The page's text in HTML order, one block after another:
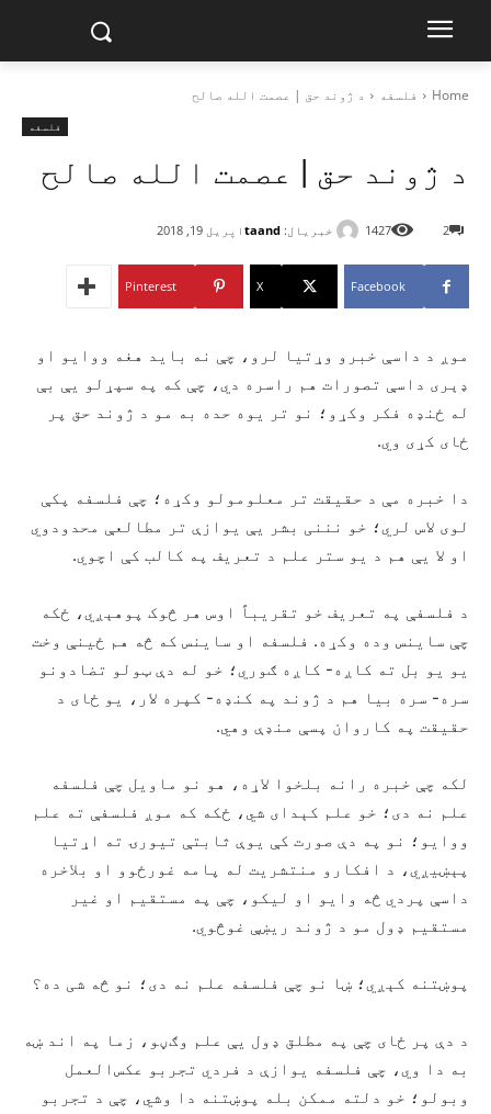
Home فلسفه د ژوند حق | عصمت الله صالح‎
فلسفه
د ژوند حق | عصمت الله صالح‎
خبریال: taand اپریل 19, 2018 2
1427
Facebook
X
Pinterest
موږ د داسې خبرو وړتیا لرو، چې نه باید هغه ووایو او
ډېری داسې تصورات هم راسره دي، چې که په سپړلو یې بې
له ځنډه فکر وکړو؛ نو تر یوه حده به مو د ژوند حق پر
ځای کړی وي.
دا خبره مې د حقیقت تر معلومولو وکړه؛ چې فلسفه پکې
لوی لاس لري؛ خو نننی بشر یې یوازې تر مطالعې محدودوي
او لا یې هم د یو ستر علم د تعریف په کالب کې اچوي.
د فلسفې په تعریف خو تقریباً اوس هر څوک پوهېږي، ځکه
چې ساینس وده وکړه. فلسفه او ساینس که څه هم ځینې وخت
یو یو بل ته کاږه- کاږه ګوري؛ خو له دې ټولو تضادونو
سره- سره بیا هم د ژوند په کنډه- کپره لار، یو ځای د
حقیقت په کاروان پسې منډې وهي.
لکه چې خبره رانه بلخوا لاړه، هو نو ماویل چې فلسفه
علم ‌نه دی؛ خو علم کېدای شي، ځکه که موږ فلسفې ته علم
ووایو؛ نو په دې صورت کې یوې ثابتې تیورۍ ته اړتیا
پېښيږي، د افکارو منتشریت له پامه غورځوو او بلاخره
داسې پردي څه وایو او لیکو، چې په مستقیم او غیر
مستقیم ډول مو د ژوند ریښې غوڅوي.
پوښتنه کېږي؛ ښا نو چې فلسفه علم نه دی؛ نو څه شی ده؟
د دې پر ځای چې په مطلق ډول یې علم وګڼو، زما په اند ښه
به دا وي، چې فلسفه یوازې د فردي تجربو عکس‌العمل
وبولو؛ خو دلته ممکن بله پوښتنه دا وشي، چې د تجربو